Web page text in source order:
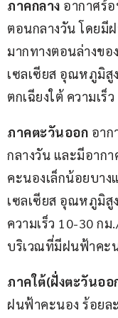
ภาคกลาง อากาศร้
ตอนกลางวัน โดยมี
มากทางตอนล่างข
เซลเซียส อุณหภูมิสู
ตกเฉียงใต้ ความเร็
ภาคตะวันออก อา
กลางวัน และมีอาก
คะนองเล็กน้อยบา
เซลเซียส อุณหภูมิสู
ความเร็ว 10-30 ก
บริเวณที่มีฝนฟ้าคะ
ภาคใต้(ฝั่งตะวันออ
ฝนฟ้าคะนอง ร้อยล